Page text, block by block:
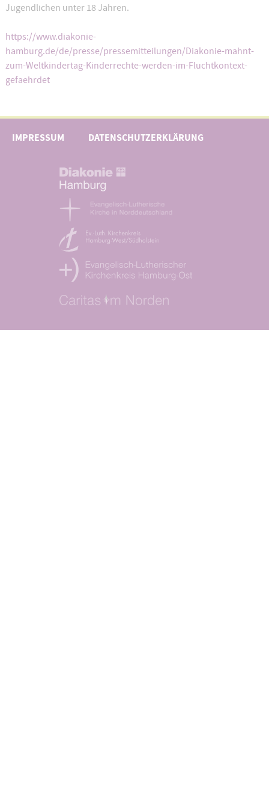
Jugendlichen unter 18 Jahren.
https://www.diakonie-
hamburg.de/de/presse/pressemitteilungen/Diakonie-mahnt-
zum-Weltkindertag-Kinderrechte-werden-im-Fluchtkontext-
gefaehrdet
IMPRESSUM DATENSCHUTZERKLÄRUNG